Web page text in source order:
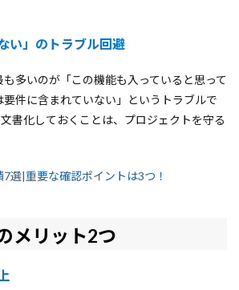
い」のトラブル回避
多いのが「この機能も入っていると思って
件に含まれていない」というトラブルで
書化しておくことは、プロジェクトを守る
選|重要な確認ポイントは3つ！
メリット2つ